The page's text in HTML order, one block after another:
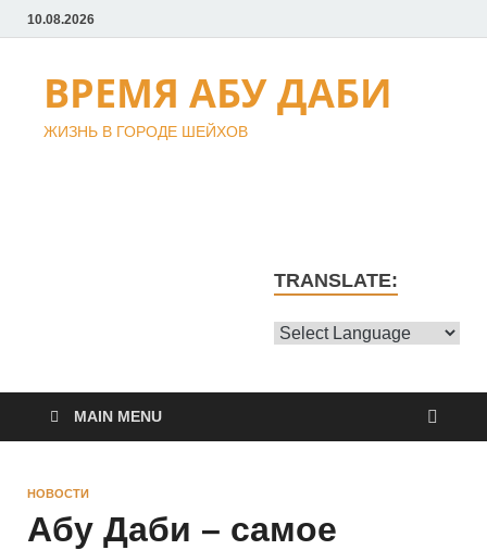
10.08.2026
ВРЕМЯ АБУ ДАБИ
ЖИЗНЬ В ГОРОДЕ ШЕЙХОВ
TRANSLATE:
MAIN MENU
НОВОСТИ
Абу Даби – самое